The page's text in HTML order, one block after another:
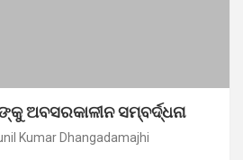
ଅବସରକାଳୀନ ସମ୍ବର୍ଦ୍ଧନା
Kumar Dhangadamajhi